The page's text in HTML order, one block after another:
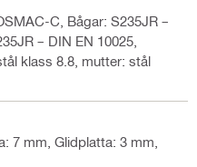
C, Bågar: S235JR –
– DIN EN 10025,
klass 8.8, mutter: stål
7 mm, Glidplatta: 3 mm,